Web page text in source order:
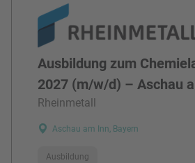
Ausbildung zum
2027 (m/w/d) – Aschau
Rheinmetall
Aschau am Inn, Bayern
Ausbildung